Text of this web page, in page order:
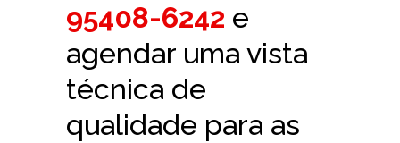
95408-6242 e
agendar uma vista
técnica de
qualidade para as